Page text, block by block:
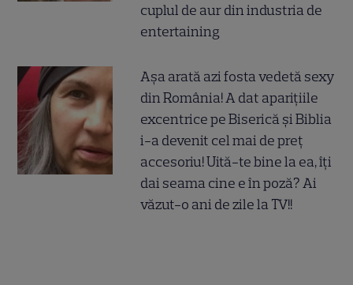
cuplul de aur din industria de
entertaining
Așa arată azi fosta vedetă sexy
din România! A dat aparițiile
excentrice pe Biserică și Biblia
i-a devenit cel mai de preț
accesoriu! Uită-te bine la ea, îți
dai seama cine e în poză? Ai
văzut-o ani de zile la TV!!